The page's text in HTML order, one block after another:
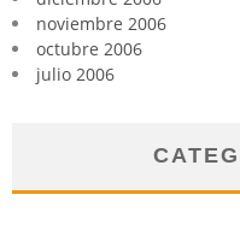
noviembre 2006
octubre 2006
julio 2006